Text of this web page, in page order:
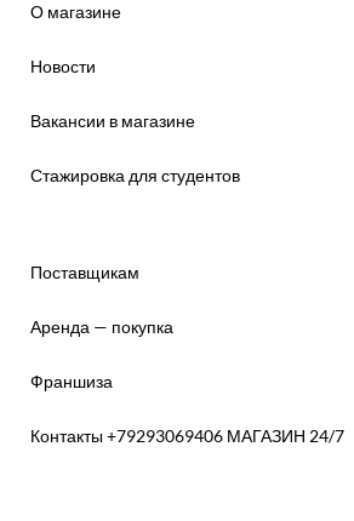
О магазине
Новости
Вакансии в магазине
Стажировка для студентов
Поставщикам
Аренда — покупка
Франшиза
Контакты +79293069406 МАГАЗИН 24/7